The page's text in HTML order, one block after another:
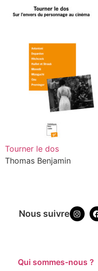
Tourner le dos
Thomas Benjamin
Nous suivre
Qui sommes-nous ?